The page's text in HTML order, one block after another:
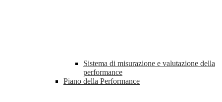
Sistema di misurazione e valutazione della
performance
Piano della Performance